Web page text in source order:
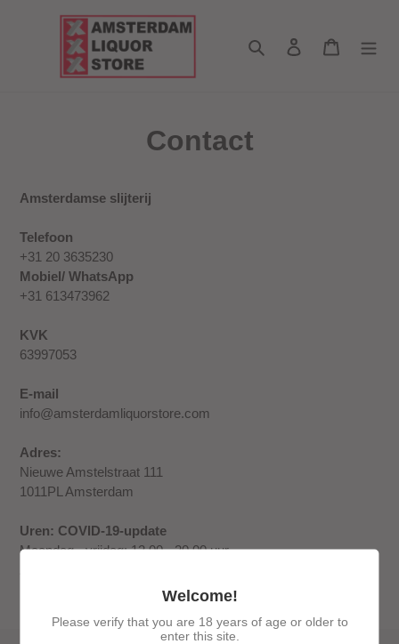
Zoeken Aanmelden
Contact
Amsterdamse slijterij
Telefoon
+31 20 3635230
Mobiel/ WhatsApp
+31 613473962
KVK
63997053
E-mail
info@amsterdamliquorstore.com
Adres:
Nieuwe Amstelstraat 111
1011PL Amsterdam
Uren: COVID-19-update
Maandag - vrijdag: 12.00 - 20.00 uur
Welcome!
Please verify that you are 18 years of age or older to
enter this site.